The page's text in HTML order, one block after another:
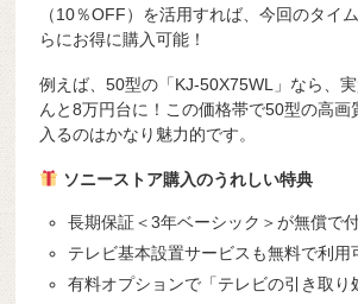
（10％OFF）を活用すれば、今回のタイ
らにお得に購入可能！
例えば、50型の「KJ-50X75WL」なら、
んと8万円台に！この価格帯で50型の高画
入るのはかなり魅力的です。
ソニーストア購入のうれしい特典
長期保証＜3年ベーシック＞が無償で
テレビ基本設置サービスも無料で利用
有料オプションで「テレビの引き取り